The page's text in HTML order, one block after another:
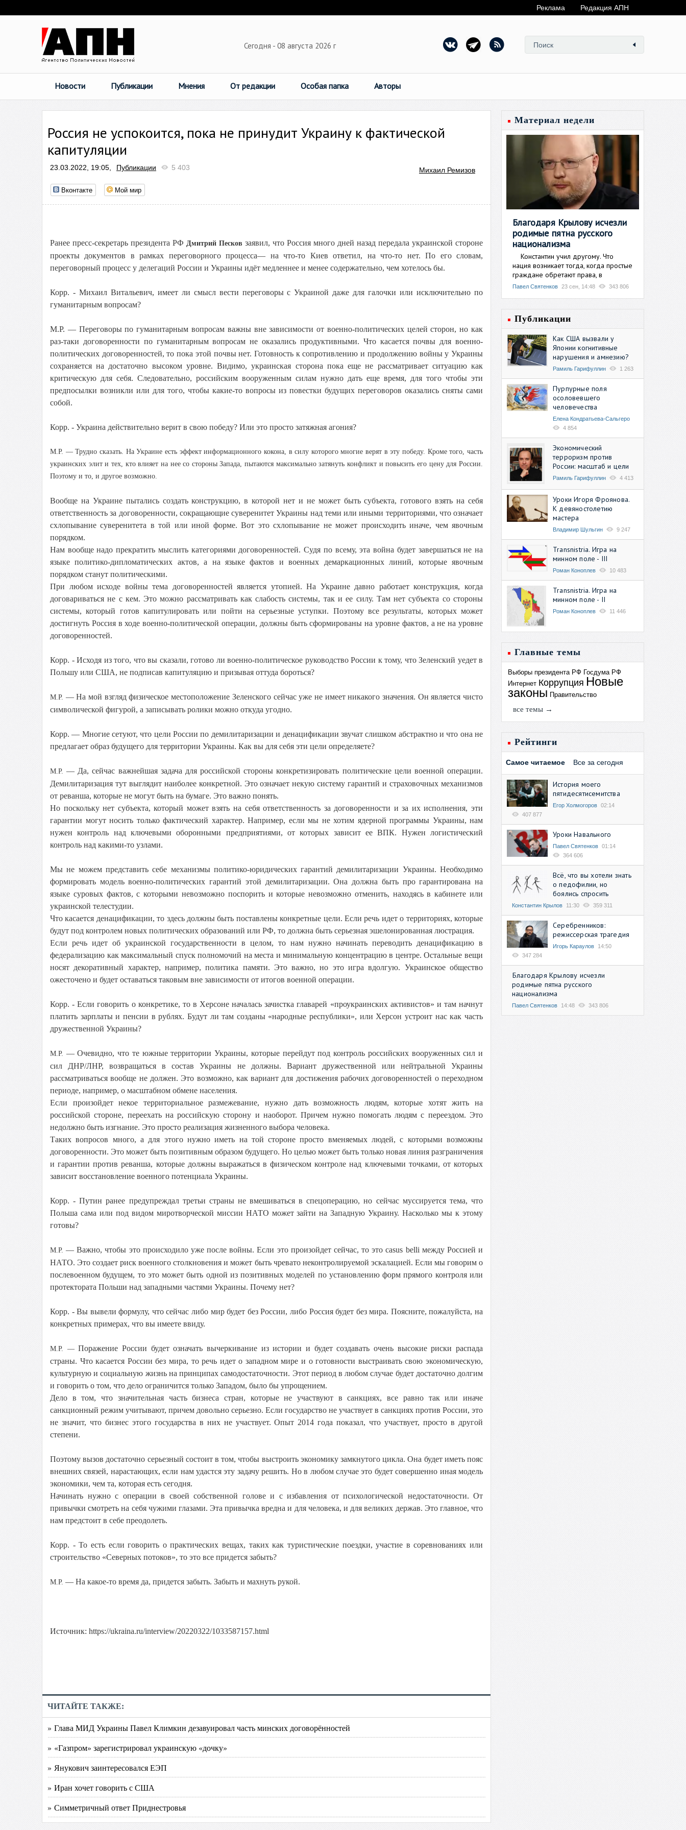
Реклама Редакция АПН
Сегодня - 08 августа 2026 г
Новости Публикации Мнения От редакции Особая папка Авторы
Россия не успокоится, пока не принудит Украину к фактической
капитуляции
23.03.2022, 19:05, Публикации 5 403 Михаил Ремизов
Вконтакте Мой мир
Ранее пресс-секретарь президента РФ Дмитрий Песков заявил, что Россия много дней назад передала украинской стороне
проекты документов в рамках переговорного процесса— на что-то Киев ответил, на что-то нет. По его словам,
переговорный процесс у делегаций России и Украины идёт медленнее и менее содержательно, чем хотелось бы.
Корр. - Михаил Витальевич, имеет ли смысл вести переговоры с Украиной даже для галочки или исключительно по
гуманитарным вопросам?
М.Р. — Переговоры по гуманитарным вопросам важны вне зависимости от военно-политических целей сторон, но как
раз-таки договоренности по гуманитарным вопросам не оказались продуктивными. Что касается почвы для военно-
политических договоренностей, то пока этой почвы нет. Готовность к сопротивлению и продолжению войны у Украины
сохраняется на достаточно высоком уровне. Видимо, украинская сторона пока еще не рассматривает ситуацию как
критическую для себя. Следовательно, российским вооруженным силам нужно дать еще время, для того чтобы эти
предпосылки возникли или для того, чтобы какие-то вопросы из повестки будущих переговоров оказались сняты сами
собой.
Корр. - Украина действительно верит в свою победу? Или это просто затяжная агония?
М.Р. — Трудно сказать. На Украине есть эффект информационного кокона, в силу которого многие верят в эту победу. Кроме того, часть
украинских элит и тех, кто влияет на нее со стороны Запада, пытаются максимально затянуть конфликт и повысить его цену для России.
Поэтому и то, и другое возможно.
Вообще на Украине пытались создать конструкцию, в которой нет и не может быть субъекта, готового взять на себя
ответственность за договоренности, сокращающие суверенитет Украины над теми или иными территориями, что означает
схлопывание суверенитета в той или иной форме. Вот это схлопывание не может происходить иначе, чем явочным
порядком.
Нам вообще надо прекратить мыслить категориями договоренностей. Судя по всему, эта война будет завершаться не на
языке политико-дипломатических актов, а на языке фактов и военных демаркационных линий, которые явочным
порядком станут политическими.
При любом исходе войны тема договоренностей является утопией. На Украине давно работает конструкция, когда
договариваться не с кем. Это можно рассматривать как слабость системы, так и ее силу. Там нет субъекта со стороны
системы, который готов капитулировать или пойти на серьезные уступки. Поэтому все результаты, которых может
достигнуть Россия в ходе военно-политической операции, должны быть сформированы на уровне фактов, а не на уровне
договоренностей.
Корр. - Исходя из того, что вы сказали, готово ли военно-политическое руководство России к тому, что Зеленский уедет в
Польшу или США, не подписав капитуляцию и призывая оттуда бороться?
М.Р. — На мой взгляд физическое местоположение Зеленского сейчас уже не имеет никакого значения. Он является чисто
символической фигурой, а записывать ролики можно откуда угодно.
Корр. — Многие сетуют, что цели России по демилитаризации и денацификации звучат слишком абстрактно и что она не
предлагает образ будущего для территории Украины. Как вы для себя эти цели определяете?
М.Р.— Да, сейчас важнейшая задача для российской стороны конкретизировать политические цели военной операции.
Демилитаризация тут выглядит наиболее конкретной. Это означает некую систему гарантий и страховочных механизмов
от реванша, которые не могут быть на бумаге. Это важно понять.
Но поскольку нет субъекта, который может взять на себя ответственность за договоренности и за их исполнения, эти
гарантии могут носить только фактический характер. Например, если мы не хотим ядерной программы Украины, нам
нужен контроль над ключевыми оборонными предприятиями, от которых зависит ее ВПК. Нужен логистический
контроль над какими-то узлами.
Мы не можем представить себе механизмы политико-юридических гарантий демилитаризации Украины. Необходимо
формировать модель военно-политических гарантий этой демилитаризации. Она должна быть про гарантирована на
языке суровых фактов, с которыми невозможно поспорить и которые невозможно отменить, находясь в кабинете или
украинской телестудии.
Что касается денацификации, то здесь должны быть поставлены конкретные цели. Если речь идет о территориях, которые
будут под контролем новых политических образований или РФ, то должна быть серьезная эшелонированная люстрация.
Если речь идет об украинской государственности в целом, то нам нужно начинать переводить денацификацию в
федерализацию как максимальный спуск полномочий на места и минимальную концентрацию в центре. Остальные вещи
носят декоративный характер, например, политика памяти. Это важно, но это игра вдолгую. Украинское общество
ожесточено и будет оставаться таковым вне зависимости от итогов военной операции.
Корр. - Если говорить о конкретике, то в Херсоне началась зачистка главарей «проукраинских активистов» и там начнут
платить зарплаты и пенсии в рублях. Будут ли там созданы «народные республики», или Херсон устроит нас как часть
дружественной Украины?
М.Р. — Очевидно, что те южные территории Украины, которые перейдут под контроль российских вооруженных сил и
сил ДНР/ЛНР, возвращаться в состав Украины не должны. Вариант дружественной или нейтральной Украины
рассматриваться вообще не должен. Это возможно, как вариант для достижения рабочих договоренностей о переходном
периоде, например, о масштабном обмене населения.
Если произойдет некое территориальное размежевание, нужно дать возможность людям, которые хотят жить на
российской стороне, переехать на российскую сторону и наоборот. Причем нужно помогать людям с переездом. Это
недолжно быть изгнание. Это просто реализация жизненного выбора человека.
Таких вопросов много, а для этого нужно иметь на той стороне просто вменяемых людей, с которыми возможны
договоренности. Это может быть позитивным образом будущего. Но целью может быть только новая линия разграничения
и гарантии против реванша, которые должны выражаться в физическом контроле над ключевыми точками, от которых
зависит восстановление военного потенциала Украины.
Корр. - Путин ранее предупреждал третьи страны не вмешиваться в спецоперацию, но сейчас муссируется тема, что
Польша сама или под видом миротворческой миссии НАТО может зайти на Западную Украину. Насколько мы к этому
готовы?
М.Р.— Важно, чтобы это происходило уже после войны. Если это произойдет сейчас, то это casus belli между Россией и
НАТО. Это создает риск военного столкновения и может быть чревато неконтролируемой эскалацией. Если мы говорим о
послевоенном будущем, то это может быть одной из позитивных моделей по установлению форм прямого контроля или
протектората Польши над западными частями Украины. Почему нет?
Корр. - Вы вывели формулу, что сейчас либо мир будет без России, либо Россия будет без мира. Поясните, пожалуйста, на
конкретных примерах, что вы имеете ввиду.
М.Р. —Поражение России будет означать вычеркивание из истории и будет создавать очень высокие риски распада
страны. Что касается России без мира, то речь идет о западном мире и о готовности выстраивать свою экономическую,
культурную и социальную жизнь на принципах самодостаточности. Этот период в любом случае будет достаточно долгим
и говорить о том, что дело ограничится только Западом, было бы упрощением.
Дело в том, что значительная часть бизнеса стран, которые не участвуют в санкциях, все равно так или иначе
санкционный режим учитывают, причем довольно серьезно. Если государство не участвует в санкциях против России, это
не значит, что бизнес этого государства в них не участвует. Опыт 2014 года показал, что участвует, просто в другой
степени.
Поэтому вызов достаточно серьезный состоит в том, чтобы выстроить экономику замкнутого цикла. Она будет иметь пояс
внешних связей, нарастающих, если нам удастся эту задачу решить. Но в любом случае это будет совершенно иная модель
экономики, чем та, которая есть сегодня.
Начинать нужно с операции в своей собственной голове и с избавления от психологической недостаточности. От
привычки смотреть на себя чужими глазами. Эта привычка вредна и для человека, и для великих держав. Это главное, что
нам предстоит в себе преодолеть.
Корр. - То есть если говорить о практических вещах, таких как туристические поездки, участие в соревнованиях или
строительство «Северных потоков», то это все придется забыть?
М.Р. — На какое-то время да, придется забыть. Забыть и махнуть рукой.
Источник: https://ukraina.ru/interview/20220322/1033587157.html
ЧИТАЙТЕ ТАКЖЕ:
» Глава МИД Украины Павел Климкин дезавуировал часть минских договорённостей
» «Газпром» зарегистрировал украинскую «дочку»
» Янукович заинтересовался ЕЭП
» Иран хочет говорить с США
» Симметричный ответ Приднестровья
Материал недели
Благодаря Крылову исчезли
родимые пятна русского
национализма
Константин учил другому. Что
нация возникает тогда, когда простые
граждане обретают права, в
Павел Святенков 23 сен, 14:48 343 806
Публикации
Как США вызвали у
Японии когнитивные
нарушения и амнезию?
Рамиль Гарифуллин 1 263
Пурпурные поля
осоловевшего
человечества
Елена Кондратьева-Сальгеро
4 854
Экономический
терроризм против
России: масштаб и цели
Рамиль Гарифуллин 4 413
Уроки Игоря Фроянова.
К девяностолетию
мастера
Владимир Шульгин 9 247
Transnistria. Игра на
минном поле - III
Роман Коноплев 10 483
Transnistria. Игра на
минном поле - II
Роман Коноплев 11 446
Главные темы
Выборы президента РФ Госдума РФ
Интернет Коррупция Новые
законы Правительство
все темы →
Рейтинги
Самое читаемое Все за сегодня
История моего
пятидесятисемитства
Егор Холмогоров 02:14
407 877
Уроки Навального
Павел Святенков 01:14
364 606
Всё, что вы хотели знать
о педофилии, но
боялись спросить
Константин Крылов 11:30 359 311
Серебренников:
режиссерская трагедия
Игорь Караулов
14:50
347 284
Благодаря Крылову исчезли
родимые пятна русского
национализма
Павел Святенков 14:48 343 806